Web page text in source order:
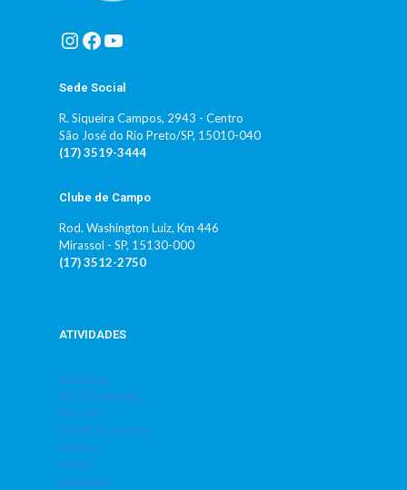
Instagram
Facebook
Youtube
Sede Social
R. Siqueira Campos, 2943 - Centro
São José do Rio Preto/SP, 15010-040
(17) 3519-3444
Clube de Campo
Rod. Washington Luiz, Km 446
Mirassol - SP, 15130-000
(17) 3512-2750
ATIVIDADES
Basquete
Bola Queimada
Corrida
Dança do Ventre
Futebol
Futsal
Ginástica